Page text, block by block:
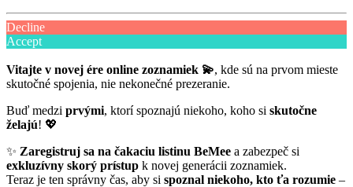
Decline
Accept
Vitajte v novej ére online zoznamiek 💫, kde sú na prvom mieste
skutočné spojenia, nie nekonečné prezeranie.
Buď medzi prvými, ktorí spoznajú niekoho, koho si skutočne
želajú! 💖
✨ Zaregistruj sa na čakaciu listinu BeMee a zabezpeč si
exkluzívny skorý prístup k novej generácii zoznamiek.
Teraz je ten správny čas, aby si spoznal niekoho, kto ťa rozumie –